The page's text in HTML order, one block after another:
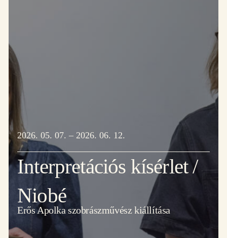
2026. 05. 07. – 2026. 06. 12.
Interpretációs kísérlet /
Niobé
Erős Apolka szobrászművész kiállítása